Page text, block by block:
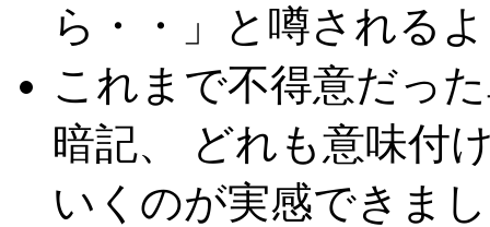
ら・・」と噂される
これまで不得意だっ
暗記、 どれも意味付
いくのが実感できま